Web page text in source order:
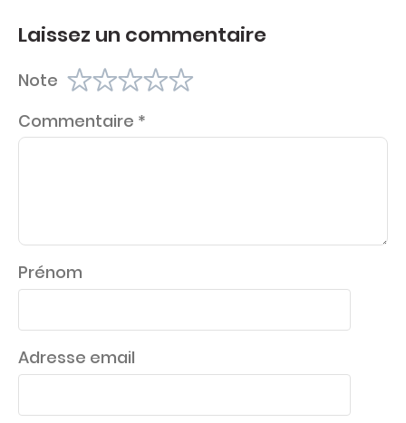
Laissez un commentaire
Note
Commentaire *
Prénom
Adresse email